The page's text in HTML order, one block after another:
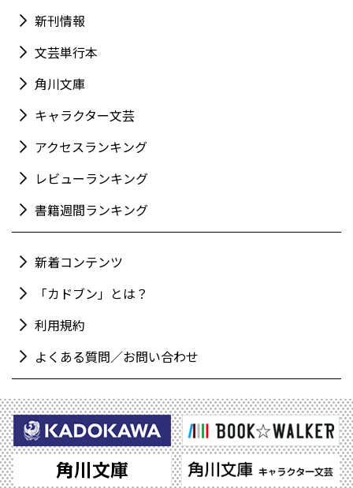
新刊情報
文芸単行本
角川文庫
キャラクター文芸
アクセスランキング
レビューランキング
書籍週間ランキング
新着コンテンツ
「カドブン」とは？
利用規約
よくある質問／お問い合わせ